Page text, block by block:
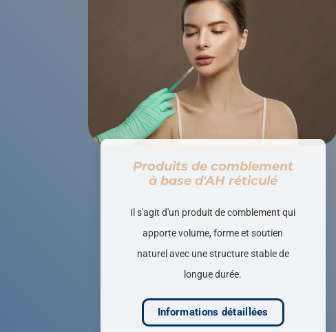
Produits de comblement
à base d'AH réticulé
Il s'agit d'un produit de comblement qui
apporte volume, forme et soutien
naturel avec une structure stable de
longue durée.
Informations détaillées